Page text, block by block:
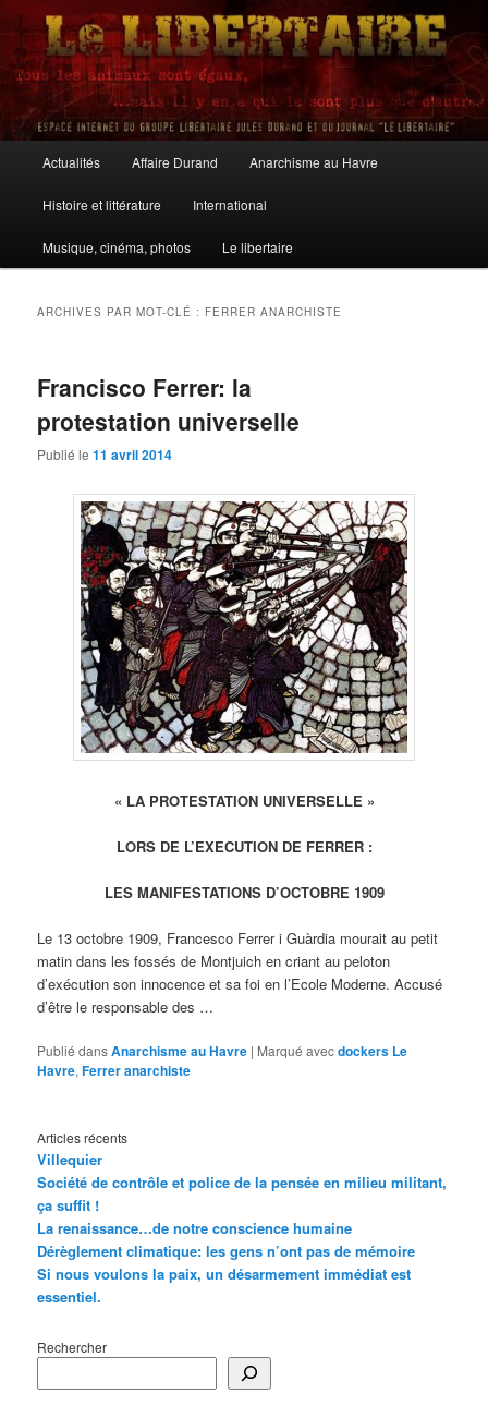
Aller
contenu
principal
Aller
contenu
secondaire
Le Libertaire
principal
Actualités Affaire Durand Anarchisme au Havre
Histoire et littérature International
Musique, cinéma, photos Le libertaire
ARCHIVES PAR MOT-CLÉ : FERRER ANARCHISTE
Francisco Ferrer: la
protestation universelle
Publié le11 avril 2014
« LA PROTESTATION UNIVERSELLE »
LORS DE L’EXECUTION DE FERRER :
LES MANIFESTATIONS D’OCTOBRE 1909
Le 13 octobre 1909, Francesco Ferrer i Guàrdia mourait au petit
matin dans les fossés de Montjuich en criant au peloton
d’exécution son innocence et sa foi en l’Ecole Moderne. Accusé
d’être le responsable des …
Publié dansAnarchisme au Havre | Marqué avecdockers Le
Havre,Ferrer anarchiste
Articles récents
Villequier
Société de contrôle et police de la pensée en milieu militant,
ça suffit !
La renaissance…de notre conscience humaine
Dérèglement climatique: les gens n’ont pas de mémoire
Si nous voulons la paix, un désarmement immédiat est
essentiel.
Rechercher